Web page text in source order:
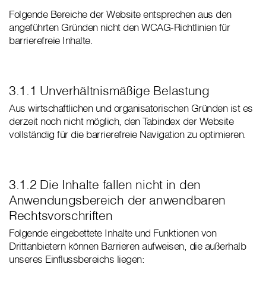
Folgende Bereiche der Website entsprechen aus den
angeführten Gründen nicht den WCAG-Richtlinien für
barrierefreie Inhalte.
3.1.1 Unverhältnismäßige Belastung
Aus wirtschaftlichen und organisatorischen Gründen ist es
derzeit noch nicht möglich, den Tabindex der Website
vollständig für die barrierefreie Navigation zu optimieren.
3.1.2 Die Inhalte fallen nicht in den
Anwendungsbereich der anwendbaren
Rechtsvorschriften
Folgende eingebettete Inhalte und Funktionen von
Drittanbietern können Barrieren aufweisen, die außerhalb
unseres Einflussbereichs liegen: